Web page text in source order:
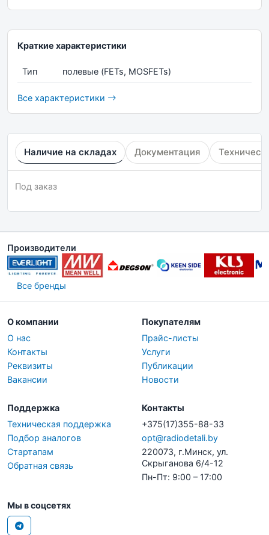
Краткие характеристики
Тип полевые (FETs, MOSFETs)
Все характеристики
Наличие на складах Документация
Под заказ
Производители
Все бренды
О компании
О нас
Контакты
Реквизиты
Вакансии
Покупателям
Прайс-листы
Услуги
Публикации
Новости
Поддержка
Техническая поддержка
Подбор аналогов
Стартапам
Обратная связь
Контакты
+375(17)355-88-33
opt@radiodetali.by
220073, г.Минск, ул.
Скрыганова 6/4-12
Пн-Пт: 9:00 – 17:00
Мы в соцсетях